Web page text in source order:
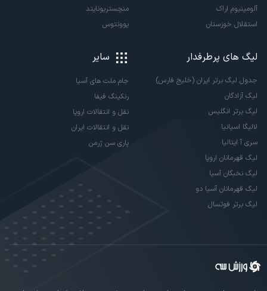
آلومینیوم اراک
استقلال خوزستان
منچستریونایتد
یوونتوس
لیگ های پرطرفدار
جدول لیگ برتر ایران (خلیج فارس)
لیگ آزادگان
لیگ برتر انگلیس
لالیگا اسپانیا
سری آ ایتالیا
لیگ قهرمانان اروپا
لیگ نخبگان آسیا
لیگ قهرمانان آسیا دو
لیگ برتر فوتسال
سایر
جام ملت های آسیا
رنکینگ فیفا
نقل و انتقالات اروپا
نقل و انتقالات ایران
پاری سن ژرمن